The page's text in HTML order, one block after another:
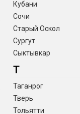
Кубани
Сочи
Старый Оскол
Сургут
Сыктывкар
Т
Таганрог
Тверь
Тольятти